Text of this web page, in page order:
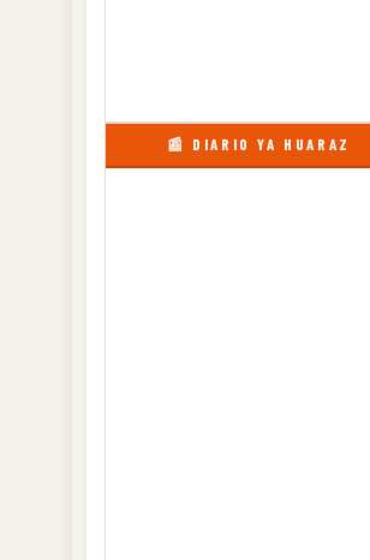
📰 DIARIO YA HUARAZ